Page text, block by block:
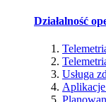
Działalność
Usługa
Aplikacje